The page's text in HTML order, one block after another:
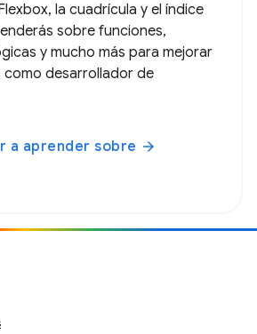
la cuadrícula y el índice
sobre funciones,
y mucho más para mejorar
como desarrollador de
a aprender sobre arrow_forward